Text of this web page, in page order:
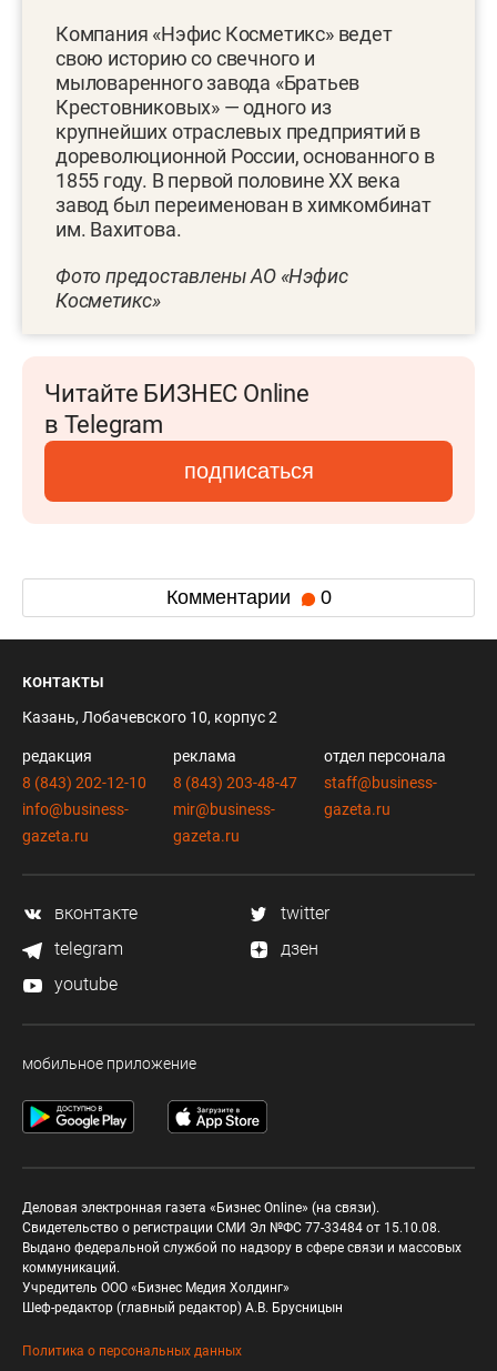
Компания «Нэфис Косметикс» ведет
свою историю со свечного и
мыловаренного завода «Братьев
Крестовниковых» — одного из
крупнейших отраслевых предприятий в
дореволюционной России, основанного в
1855 году. В первой половине XX века
завод был переименован в химкомбинат
им. Вахитова.
Фото предоставлены АО «Нэфис
Косметикс»
Читайте БИЗНЕС Online
в Telegram
подписаться
Комментарии 0
контакты
Казань, Лобачевского 10, корпус 2
редакция
8 (843) 202-12-10
info@business-
gazeta.ru
реклама
8 (843) 203-48-47
mir@business-
gazeta.ru
отдел персонала
staff@business-
gazeta.ru
вконтакте
twitter
telegram
дзен
youtube
мобильное приложение
Деловая электронная газета «Бизнес Online» (на связи).
Свидетельство о регистрации СМИ Эл №ФС 77-33484 от 15.10.08.
Выдано федеральной службой по надзору в сфере связи и массовых
коммуникаций.
Учредитель ООО «Бизнес Медия Холдинг»
Шеф-редактор (главный редактор) А.В. Брусницын
Политика о персональных данных